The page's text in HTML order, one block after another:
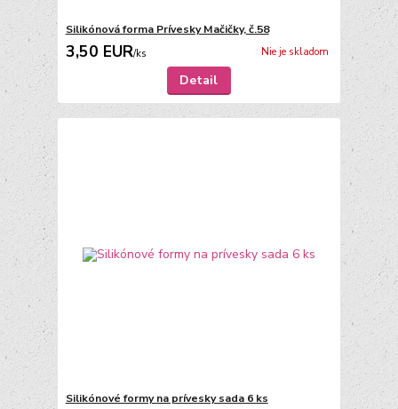
Silikónová forma Prívesky Mačičky, č.58
3,50 EUR/ks Nie je skladom
Detail
Silikónové formy na prívesky sada 6 ks